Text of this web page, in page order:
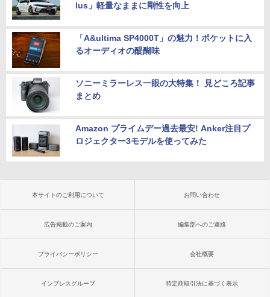
lus」軽量なままに剛性を向上
「A&ultima SP4000T」の魅力！ポケットに入
るオーディオの醍醐味
ソニーミラーレス一眼の大特集！ 見どころ記事
まとめ
Amazon プライムデー過去最安! Anker注目プ
ロジェクター3モデルを使ってみた
本サイトのご利用について お問い合わせ
広告掲載のご案内 編集部へのご連絡
プライバシーポリシー 会社概要
インプレスグループ 特定商取引法に基づく表示